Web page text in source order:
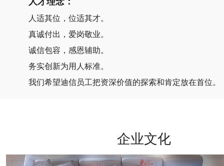
人适其位，位适其才。
真诚付出，爱岗敬业。
诚信包容，感恩辅助。
务实创新为用人标准。
我们希望迪信员工把资深价值的探索和肯定放在首位。
企业文化